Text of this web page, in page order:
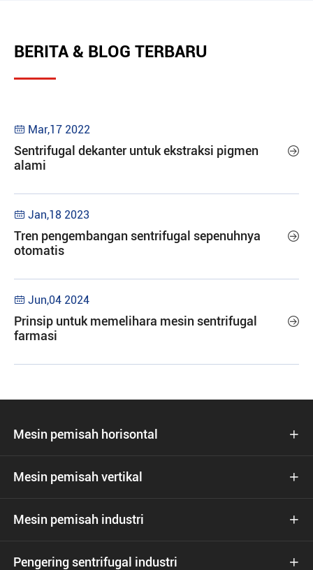
BERITA & BLOG TERBARU
 Mar,17 2022
Sentrifugal dekanter untuk ekstraksi pigmen
alami

 Jan,18 2023
Tren pengembangan sentrifugal sepenuhnya
otomatis

 Jun,04 2024
Prinsip untuk memelihara mesin sentrifugal
farmasi

Mesin pemisah horisontal 
Mesin pemisah vertikal 
Mesin pemisah industri 
Pengering sentrifugal industri 